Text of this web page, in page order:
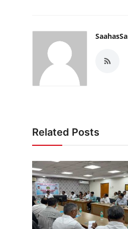
Related Posts